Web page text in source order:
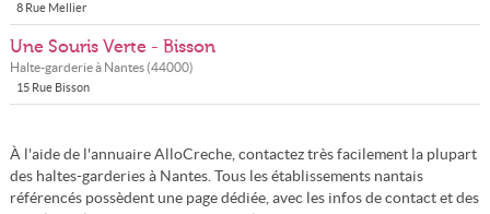
8 Rue Mellier
Une Souris Verte - Bisson
Halte-garderie à Nantes(44000)
15 Rue Bisson
À l'aide de l'annuaire AlloCreche, contactez très facilement la plupart
des haltes-garderies à Nantes. Tous les établissements nantais
référencés possèdent une page dédiée, avec les infos de contact et des